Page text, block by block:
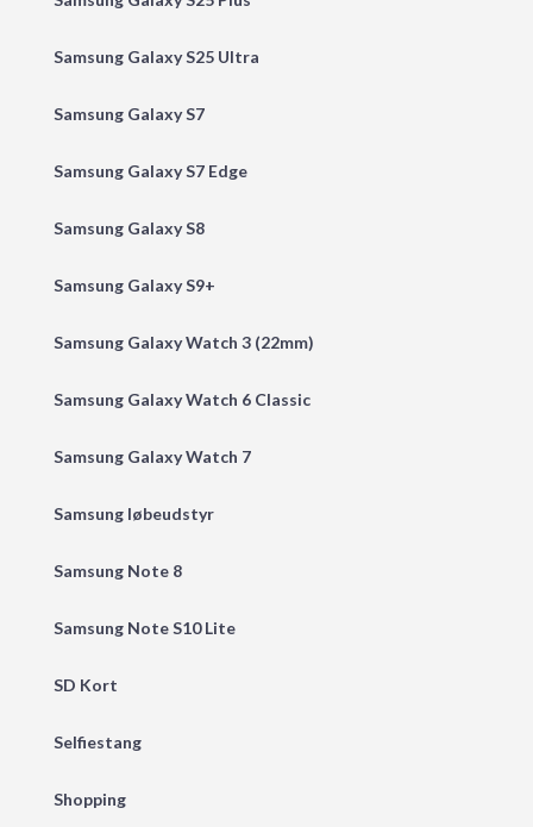
Samsung Galaxy S25 Ultra
Samsung Galaxy S7
Samsung Galaxy S7 Edge
Samsung Galaxy S8
Samsung Galaxy S9+
Samsung Galaxy Watch 3 (22mm)
Samsung Galaxy Watch 6 Classic
Samsung Galaxy Watch 7
Samsung løbeudstyr
Samsung Note 8
Samsung Note S10 Lite
SD Kort
Selfiestang
Shopping